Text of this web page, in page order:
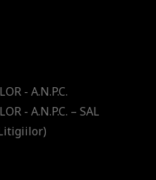
- A.N.P.C.
- A.N.P.C. – SAL